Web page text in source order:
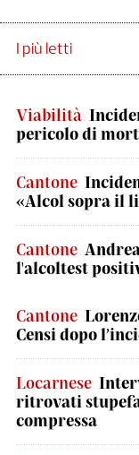
I più letti
Viabilità
pericolo di
Cantone
«Alcol sopra il
Cantone
l'alcoltest
Cantone
Censi dopo
Locarnese
ritrovati
compressa